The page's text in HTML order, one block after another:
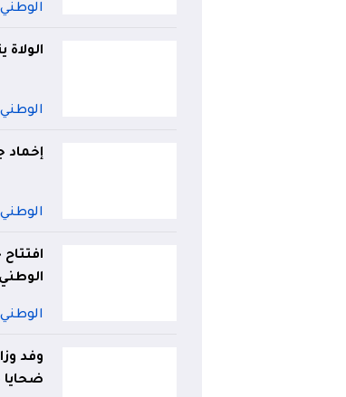
الوطني
الوطني
إخماد
الوطني
الوطني
الوطني
وفد
ضحايا